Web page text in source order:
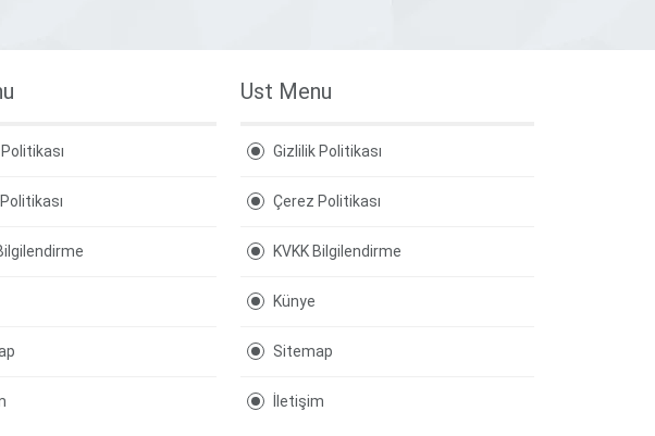
Ust Menu
Gizlilik Politikası
Çerez Politikası
KVKK Bilgilendirme
Künye
Sitemap
İletişim